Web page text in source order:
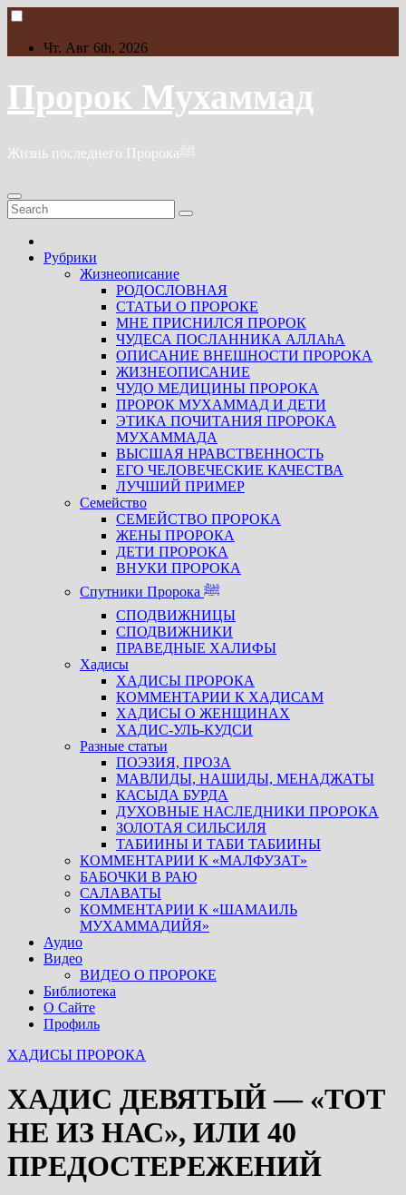
Skip
contentЧт. Авг 6th, 2026
Пророк Мухаммад
Жизнь последнего Пророкаﷺ
Рубрики
Жизнеописание
РОДОСЛОВНАЯ
СТАТЬИ О ПРОРОКЕ
МНЕ ПРИСНИЛСЯ ПРОРОК
ЧУДЕСА ПОСЛАННИКА АЛЛАhА
ОПИСАНИЕ ВНЕШНОСТИ ПРОРОКА
ЖИЗНЕОПИСАНИЕ
ЧУДО МЕДИЦИНЫ ПРОРОКА
ПРОРОК МУХАММАД И ДЕТИ
ЭТИКА ПОЧИТАНИЯ ПРОРОКА
МУХАММАДА
ВЫСШАЯ НРАВСТВЕННОСТЬ
ЕГО ЧЕЛОВЕЧЕСКИЕ КАЧЕСТВА
ЛУЧШИЙ ПРИМЕР
Семейство
СЕМЕЙСТВО ПРОРОКА
ЖЕНЫ ПРОРОКА
ДЕТИ ПРОРОКА
ВНУКИ ПРОРОКА
Спутники Пророка ﷺ
СПОДВИЖНИЦЫ
СПОДВИЖНИКИ
ПРАВЕДНЫЕ ХАЛИФЫ
Хадисы
ХАДИСЫ ПРОРОКА
КОММЕНТАРИИ К ХАДИСАМ
ХАДИСЫ О ЖЕНЩИНАХ
ХАДИС-УЛЬ-КУДСИ
Разные статьи
ПОЭЗИЯ, ПРОЗА
МАВЛИДЫ, НАШИДЫ, МЕНАДЖАТЫ
КАСЫДА БУРДА
ДУХОВНЫЕ НАСЛЕДНИКИ ПРОРОКА
ЗОЛОТАЯ СИЛЬСИЛЯ
ТАБИИНЫ И ТАБИ ТАБИИНЫ
КОММЕНТАРИИ К «МАЛФУЗАТ»
БАБОЧКИ В РАЮ
САЛАВАТЫ
КОММЕНТАРИИ К «ШАМАИЛЬ
МУХАММАДИЙЯ»
Аудио
Видео
ВИДЕО О ПРОРОКЕ
Библиотека
О Сайте
Профиль
ХАДИСЫ ПРОРОКА
ХАДИС ДЕВЯТЫЙ — «ТОТ
НЕ ИЗ НАС», ИЛИ 40
ПРЕДОСТЕРЕЖЕНИЙ